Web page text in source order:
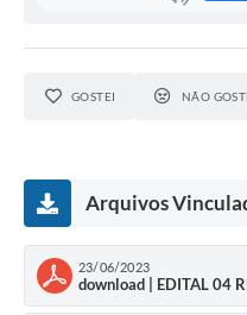
GOSTEI NÃO
Arquivos
23/06/2023
download | EDITAL 04